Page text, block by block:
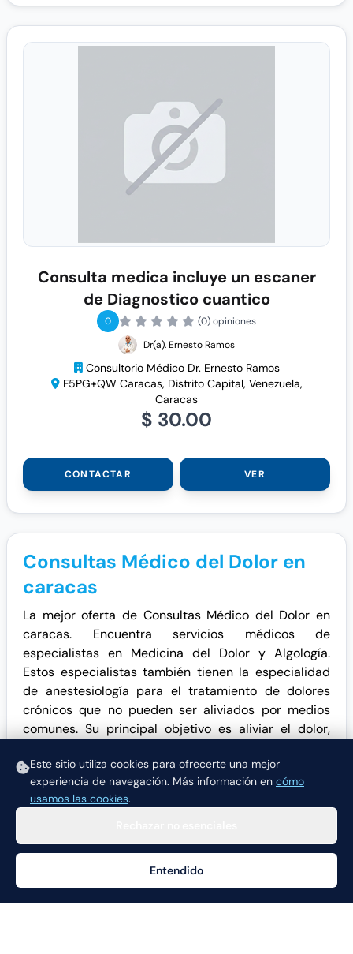
Este sitio utiliza cookies para ofrecerte una mejor
experiencia de navegación. Más información en cómo
usamos las cookies.
Entendido
Consulta medica incluye un escaner
de Diagnostico cuantico
0
(0) opiniones
Dr(a). Ernesto Ramos
Consultorio Médico Dr. Ernesto Ramos
F5PG+QW Caracas, Distrito Capital, Venezuela,
Caracas
$ 30.00
CONTACTAR VER
Consultas Médico del Dolor en
caracas
La mejor oferta de Consultas Médico del Dolor en
caracas. Encuentra servicios médicos de
especialistas en Medicina del Dolor y Algología.
Estos especialistas también tienen la especialidad
de anestesiología para el tratamiento de dolores
crónicos que no pueden ser aliviados por medios
comunes. Su principal objetivo es aliviar el dolor,
la calidad de vida
Ayuda